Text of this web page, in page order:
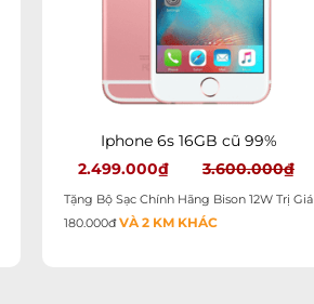
Iphone 6s 16GB cũ 99%
2.499.000₫ 3.600.000₫
Tặng Bộ Sạc Chính Hãng Bison 12W Trị Giá
180.000đVÀ 2 KM KHÁC